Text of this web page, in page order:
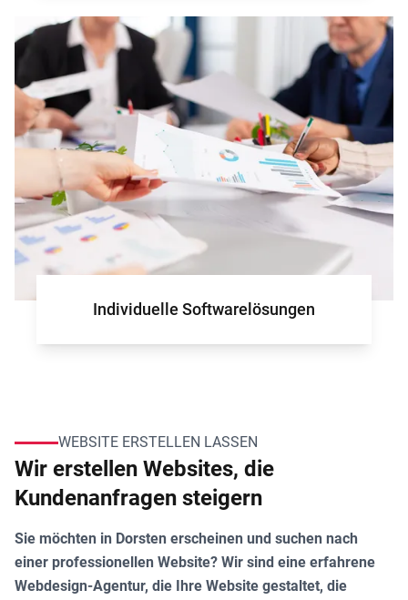
Individuelle Softwarelösungenfür Ihr
WEBSITE ERSTELLEN LASSEN
Wir erstellen Websites, die
Kundenanfragen steigern
Sie möchten in Dorsten erscheinen und suchen nach
einer professionellen Website? Wir sind eine erfahrene
Webdesign-Agentur, die Ihre Website gestaltet, die